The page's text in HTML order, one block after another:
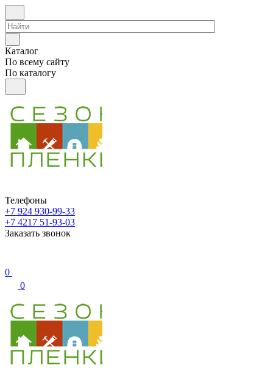
Каталог
По всему сайту
По каталогу
Телефоны
+7 924 930-99-33
+7 4217 51-93-03
Заказать звонок
0
0